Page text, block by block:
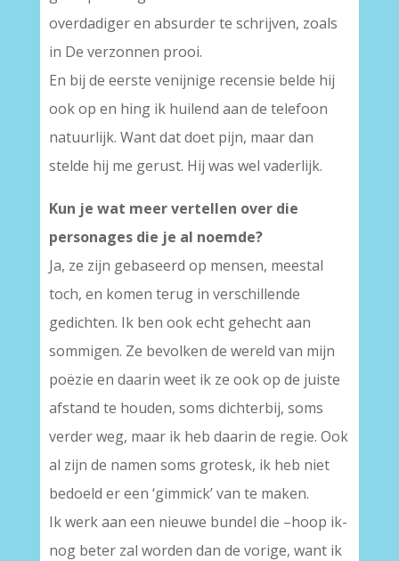
overdadiger en absurder te schrijven, zoals
in De verzonnen prooi.
En bij de eerste venijnige recensie belde hij
ook op en hing ik huilend aan de telefoon
natuurlijk. Want dat doet pijn, maar dan
stelde hij me gerust. Hij was wel vaderlijk.
Kun je wat meer vertellen over die
personages die je al noemde?
Ja, ze zijn gebaseerd op mensen, meestal
toch, en komen terug in verschillende
gedichten. Ik ben ook echt gehecht aan
sommigen. Ze bevolken de wereld van mijn
poëzie en daarin weet ik ze ook op de juiste
afstand te houden, soms dichterbij, soms
verder weg, maar ik heb daarin de regie. Ook
al zijn de namen soms grotesk, ik heb niet
bedoeld er een ‘gimmick’ van te maken.
Ik werk aan een nieuwe bundel die –hoop ik-
nog beter zal worden dan de vorige, want ik